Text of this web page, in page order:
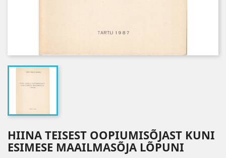
HIINA TEISEST OOPIUMISÕJAST KUNI
ESIMESE MAAILMASÕJA LÕPUNI